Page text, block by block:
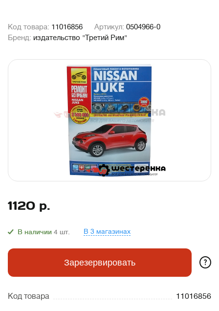
Код товара: 11016856 Артикул: 0504966-0
Бренд: издательство "Третий Рим"
1120 р.
В наличии 4 шт. В 3 магазинах
Зарезервировать ?
Код товара 11016856